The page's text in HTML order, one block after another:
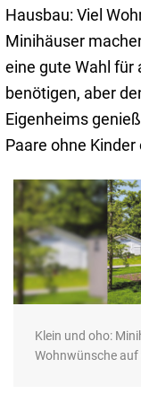
Hausbau: Viel
Minihäuser
eine gute Wahl für
benötigen, aber
Eigenheims
Paare ohne
Klein und oho:
Wohnwünsche auf